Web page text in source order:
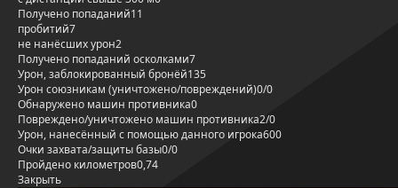
Получено попаданий11
пробитий7
не нанёсших урон2
Получено попаданий осколками7
Урон, заблокированный бронёй135
Урон союзникам (уничтожено/повреждений)0/0
Обнаружено машин противника0
Повреждено/уничтожено машин противника2/0
Урон, нанесённый с помощью данного игрока600
Очки захвата/защиты базы0/0
Пройдено километров0,74
Закрыть